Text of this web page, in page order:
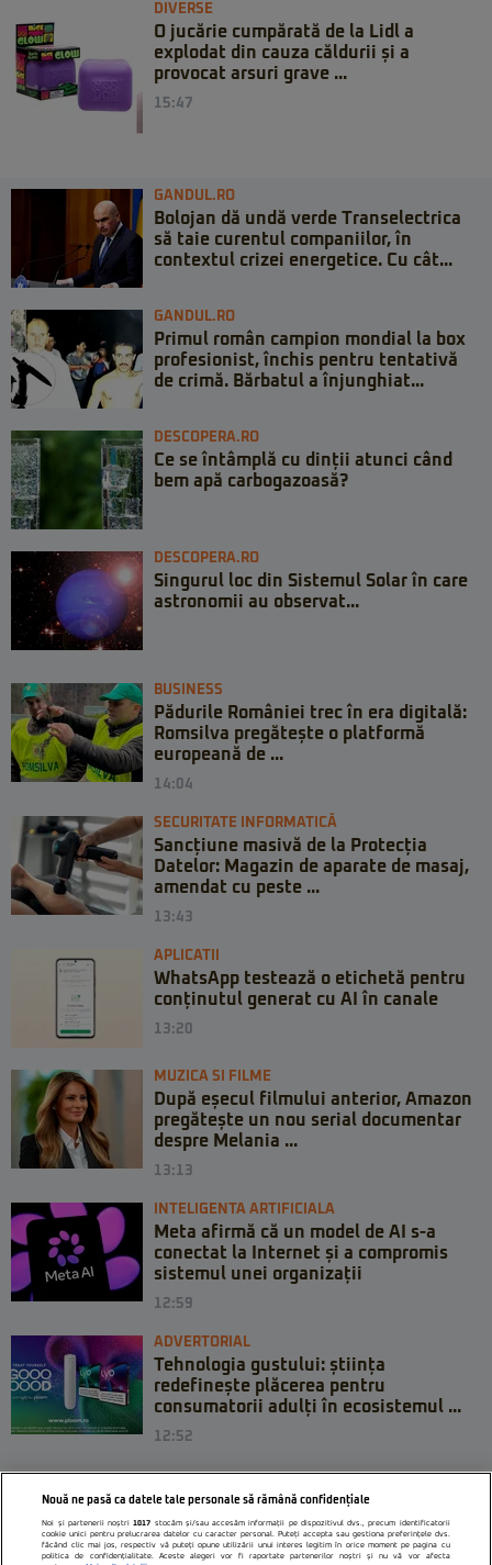
DIVERSE
O jucărie cumpărată de la Lidl a
explodat din cauza căldurii și a
provocat arsuri grave ...
15:47
GANDUL.RO
Bolojan dă undă verde Transelectrica
să taie curentul companiilor, în
contextul crizei energetice. Cu cât...
GANDUL.RO
Primul român campion mondial la box
profesionist, închis pentru tentativă
de crimă. Bărbatul a înjunghiat...
DESCOPERA.RO
Ce se întâmplă cu dinții atunci când
bem apă carbogazoasă?
DESCOPERA.RO
Singurul loc din Sistemul Solar în care
astronomii au observat...
BUSINESS
Pădurile României trec în era digitală:
Romsilva pregătește o platformă
europeană de ...
14:04
SECURITATE INFORMATICĂ
Sancțiune masivă de la Protecția
Datelor: Magazin de aparate de masaj,
amendat cu peste ...
13:43
APLICATII
WhatsApp testează o etichetă pentru
conținutul generat cu AI în canale
13:20
MUZICA SI FILME
După eșecul filmului anterior, Amazon
pregătește un nou serial documentar
despre Melania ...
13:13
INTELIGENTA ARTIFICIALA
Meta afirmă că un model de AI s-a
conectat la Internet și a compromis
sistemul unei organizații
12:59
ADVERTORIAL
Tehnologia gustului: știința
redefinește plăcerea pentru
consumatorii adulți în ecosistemul ...
12:52
Nouă ne pasă ca datele tale personale să rămână confidențiale
Noi și partenerii noștri1017 stocăm și/sau accesăm informații pe dispozitivul dvs., precum identificatorii
cookie unici pentru prelucrarea datelor cu caracter personal. Puteți accepta sau gestiona preferințele dvs.
făcând clic mai jos, respectiv vă puteți opune utilizării unui interes legitim în orice moment pe pagina cu
politica de confidențialitate. Aceste alegeri vor fi raportate partenerilor noștri și nu vă vor afecta